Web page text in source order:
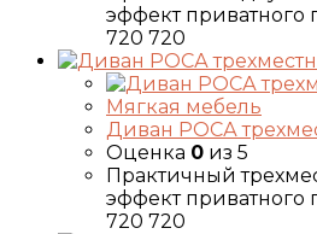
эффект приватного
720 720
Мягкая мебель
Диван РОСА
Оценка 0 из 5
Практичный
эффект приватного
720 720